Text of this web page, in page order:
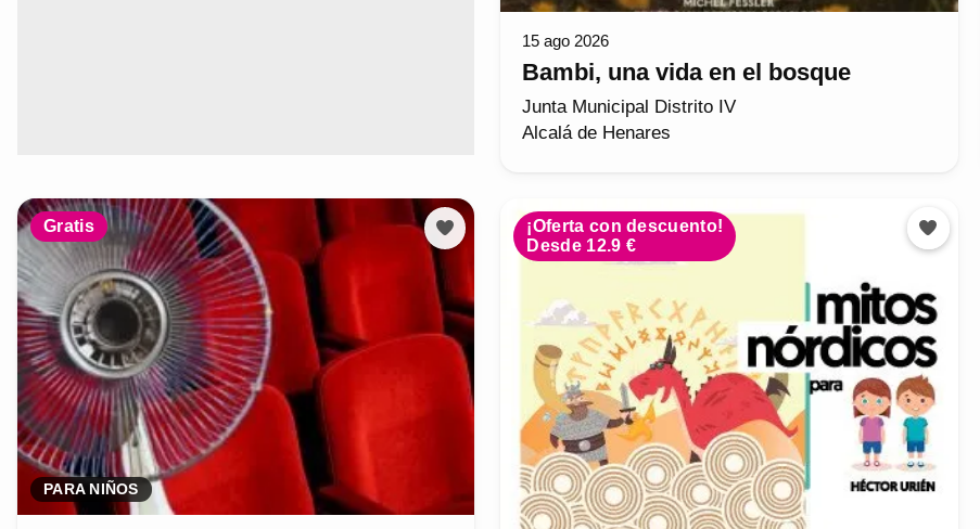
15 ago 2026
Bambi, una vida en el bosque
Junta Municipal Distrito IV
Alcalá de Henares
Gratis
PARA NIÑOS
¡Oferta con descuento!
Desde 12.9 €